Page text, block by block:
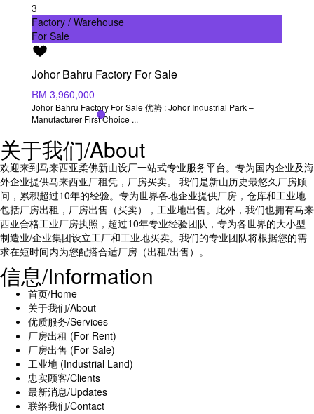
3
Factory / Warehouse
For Sale
Johor Bahru Factory For Sale
RM 3,960,000
Johor Bahru Factory For Sale 优势 : Johor Industrial Park –
Manufacturer First Choice ...
关于我们/About
欢迎来到马来西亚柔佛新山设厂一站式专业服务平台。专为国内企业及海
外企业提供马来西亚厂租凭，厂房买卖。 我们是新山历史最悠久厂房顾
问，累积超过10年的经验。专为世界各地企业提供厂房，仓库和工业地
包括厂房出租，厂房出售（买卖），工业地出售。此外，我们也拥有马来
西亚合格工业厂房执照，超过10年专业经验团队，专为各世界的大小型
制造业/企业集团设立工厂和工业地买卖。我们的专业团队将根据您的需
求在短时间内为您配搭合适厂房（出租/出售）。
信息/Information
首页/Home
关于我们/About
优质服务/Services
厂房出租 (For Rent)
厂房出售 (For Sale)
工业地 (Industrial Land)
忠实顾客/Clients
最新消息/Updates
联络我们/Contact